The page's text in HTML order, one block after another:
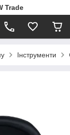
Trade
Інструменти